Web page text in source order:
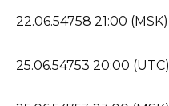
22.06.54758 21:00 (MSK)
25.06.54753 20:00 (UTC)